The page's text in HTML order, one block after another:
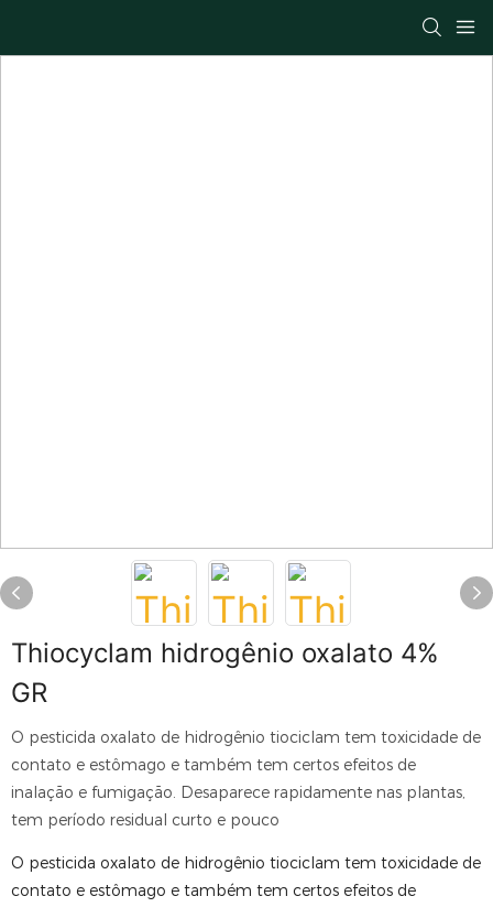
Thiocyclam hidrogênio oxalato 4%
GR
O pesticida oxalato de hidrogênio tiociclam tem toxicidade de
contato e estômago e também tem certos efeitos de
inalação e fumigação. Desaparece rapidamente nas plantas,
tem período residual curto e pouco
O pesticida oxalato de hidrogênio tiociclam tem toxicidade de
contato e estômago e também tem certos efeitos de